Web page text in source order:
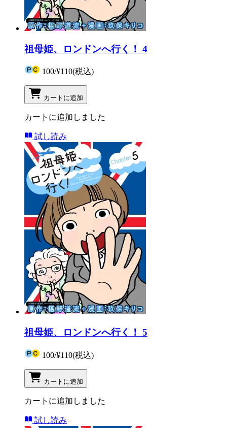
祖母姫、ロンドンへ行く！ 4
100/¥110(税込)
カートに追加
カートに追加しました
試し読み
祖母姫、ロンドンへ行く！ 5
100/¥110(税込)
カートに追加
カートに追加しました
試し読み